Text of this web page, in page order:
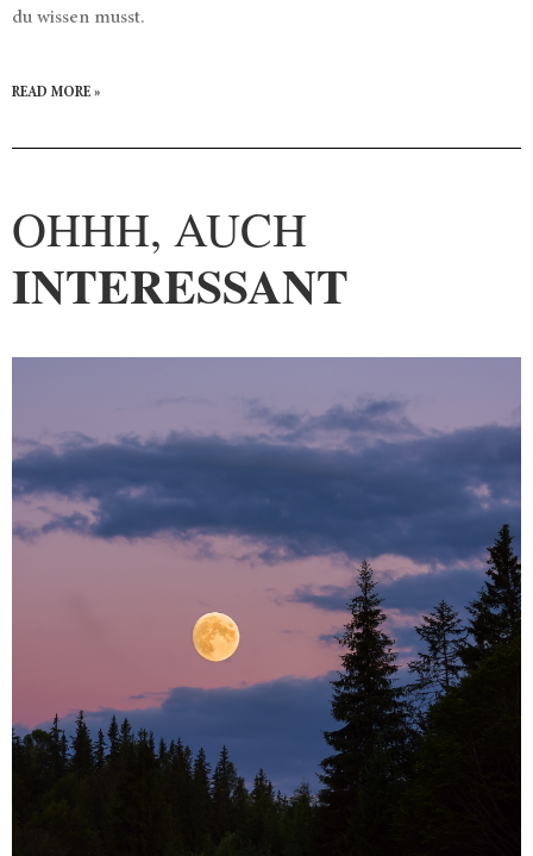
du wissen musst.
READ MORE »
OHHH, AUCH
INTERESSANT